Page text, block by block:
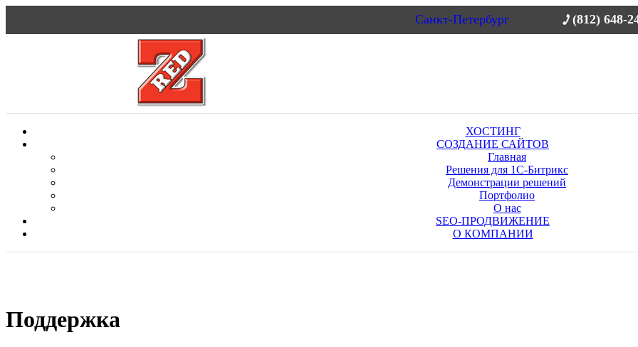
Санкт-Петербург (812) 648-
ХОСТИНГ
СОЗДАНИЕ САЙТОВ
Главная
Решения для 1С-Битрикс
Демонстрации решений
Портфолио
О нас
SEO-ПРОДВИЖЕНИЕ
О КОМПАНИИ
Поддержка